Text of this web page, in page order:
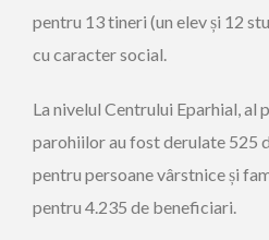
pentru 13 tineri (un elev și 12
cu caracter social.
La nivelul Centrului Eparhial, al
parohiilor au fost derulate 525
pentru persoane vârstnice și
pentru 4.235 de beneficiari.